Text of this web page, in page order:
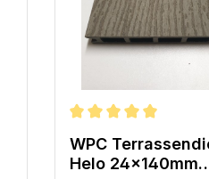
WPC
Helo 24x140mm